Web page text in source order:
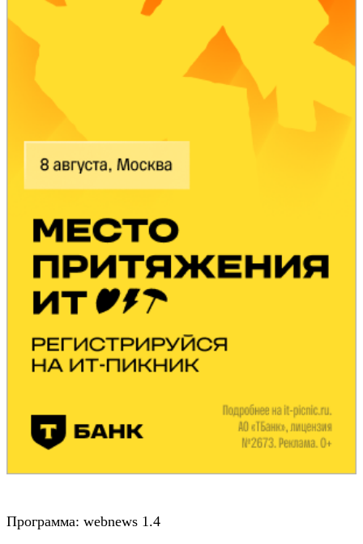
Программа: webnews 1.4